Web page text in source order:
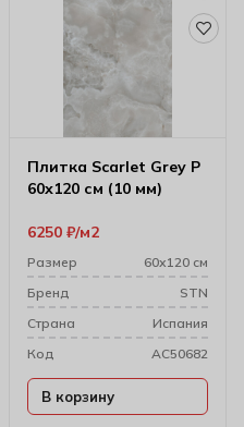
Плитка Scarlet Grey P
60х120 см (10 мм)
6250 ₽ м2
Размер
60х120 см
Бренд
STN
Cтрана
Испания
Код
AC50682
В корзину